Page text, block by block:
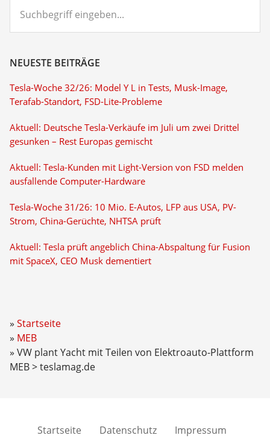
eingeben...
NEUESTE BEITRÄGE
Tesla-Woche 32/26: Model Y L in Tests, Musk-Image,
Terafab-Standort, FSD-Lite-Probleme
Aktuell: Deutsche Tesla-Verkäufe im Juli um zwei Drittel
gesunken – Rest Europas gemischt
Aktuell: Tesla-Kunden mit Light-Version von FSD melden
ausfallende Computer-Hardware
Tesla-Woche 31/26: 10 Mio. E-Autos, LFP aus USA, PV-
Strom, China-Gerüchte, NHTSA prüft
Aktuell: Tesla prüft angeblich China-Abspaltung für Fusion
mit SpaceX, CEO Musk dementiert
Startseite
MEB
VW plant Yacht mit Teilen von Elektroauto-Plattform
MEB > teslamag.de
Startseite Datenschutz Impressum